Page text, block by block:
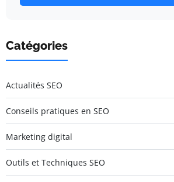
Catégories
Actualités SEO
Conseils pratiques en SEO
Marketing digital
Outils et Techniques SEO